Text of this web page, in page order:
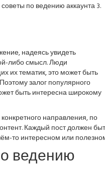
по ведению аккаунта 3.
надеясь увидеть
либо смысл. Люди
их тематик, это может быть
залог популярного
быть интересна широкому
направления, по
Каждый пост должен
то интересном или
ведению